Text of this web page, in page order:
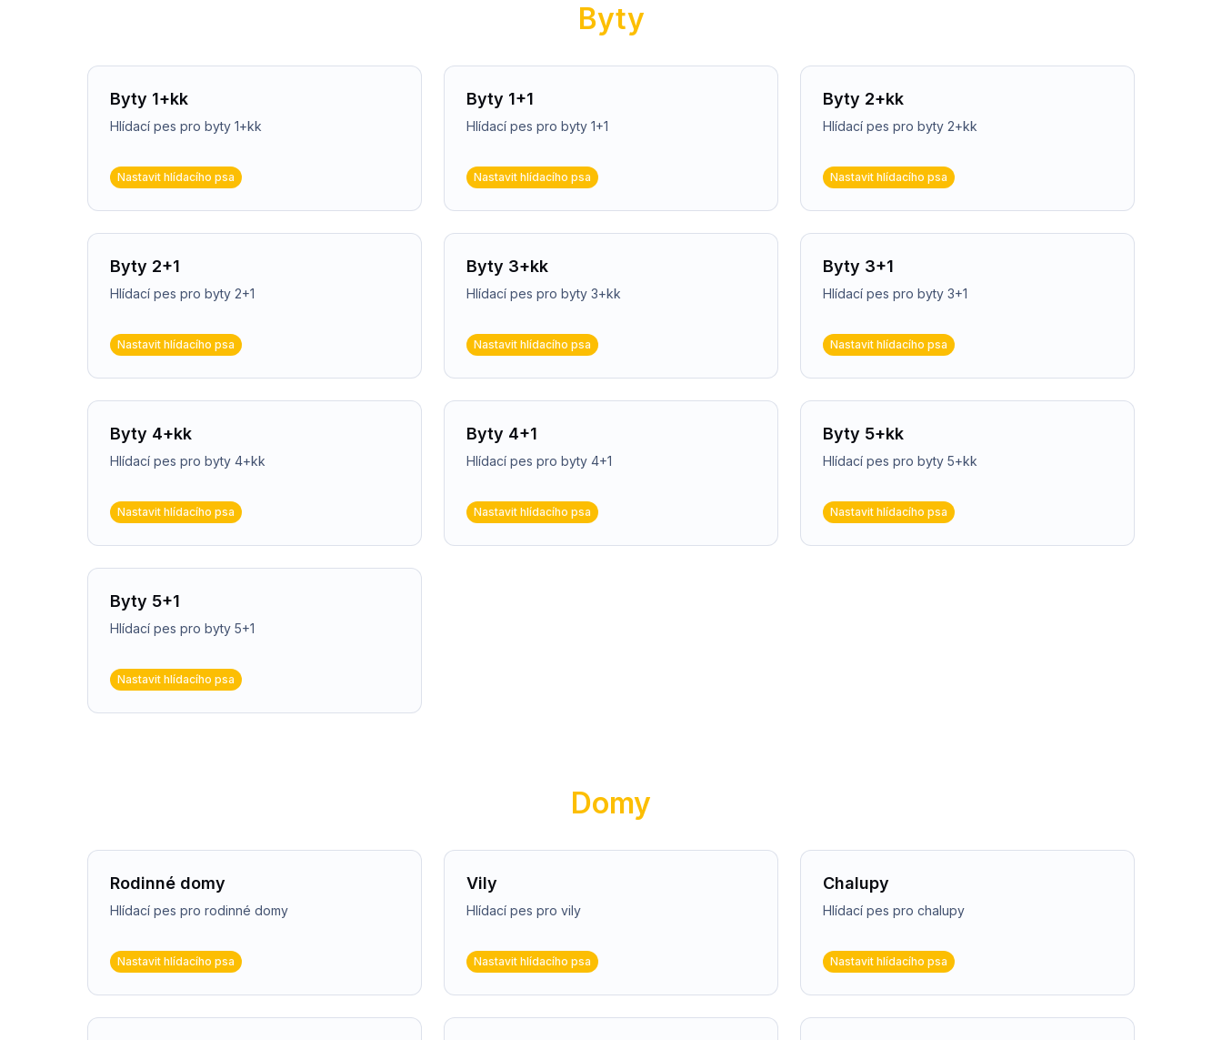
Byty
Byty 1+kk
Hlídací pes pro byty 1+kk
Nastavit hlídacího psa
Byty 1+1
Hlídací pes pro byty 1+1
Nastavit hlídacího psa
Byty 2+kk
Hlídací pes pro byty 2+kk
Nastavit hlídacího psa
Byty 2+1
Hlídací pes pro byty 2+1
Nastavit hlídacího psa
Byty 3+kk
Hlídací pes pro byty 3+kk
Nastavit hlídacího psa
Byty 3+1
Hlídací pes pro byty 3+1
Nastavit hlídacího psa
Byty 4+kk
Hlídací pes pro byty 4+kk
Nastavit hlídacího psa
Byty 4+1
Hlídací pes pro byty 4+1
Nastavit hlídacího psa
Byty 5+kk
Hlídací pes pro byty 5+kk
Nastavit hlídacího psa
Byty 5+1
Hlídací pes pro byty 5+1
Nastavit hlídacího psa
Domy
Rodinné domy
Hlídací pes pro rodinné domy
Nastavit hlídacího psa
Vily
Hlídací pes pro vily
Nastavit hlídacího psa
Chalupy
Hlídací pes pro chalupy
Nastavit hlídacího psa